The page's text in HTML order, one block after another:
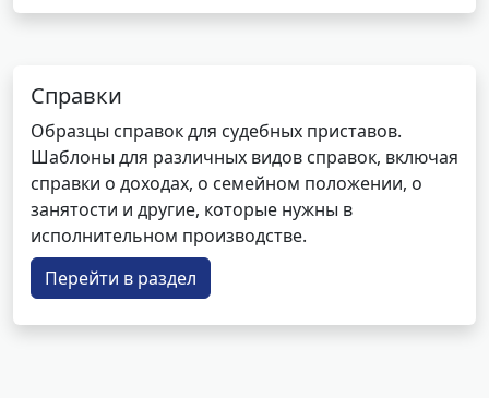
Справки
Образцы справок для судебных приставов.
Шаблоны для различных видов справок, включая
справки о доходах, о семейном положении, о
занятости и другие, которые нужны в
исполнительном производстве.
Перейти в раздел